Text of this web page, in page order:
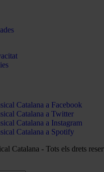
Catalana a Facebook
Catalana a Twitter
Catalana a Instagram
Catalana a Spotify
Catalana - Tots els drets